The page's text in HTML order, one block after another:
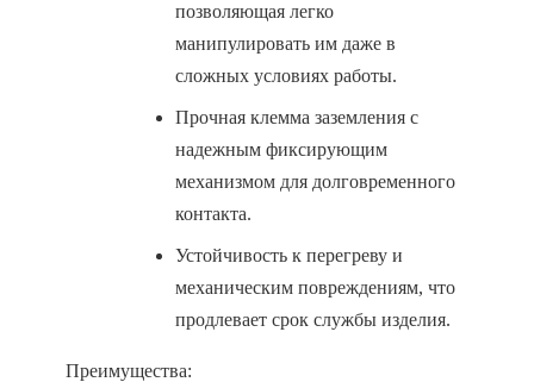
позволяющая легко
манипулировать им даже в
сложных условиях работы.
Прочная клемма заземления с
надежным фиксирующим
механизмом для долговременного
контакта.
Устойчивость к перегреву и
механическим повреждениям, что
продлевает срок службы изделия.
Преимущества: